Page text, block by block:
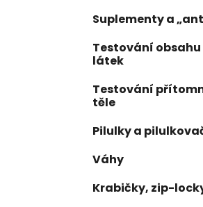
Suplementy a
Testování
látek
Testování
těle
Pilulky a
Váhy
Krabičky, zip-